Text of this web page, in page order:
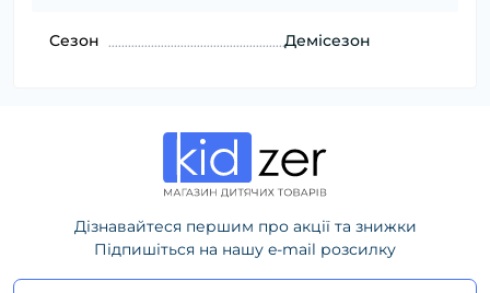
Сезон Демісезон
Дізнавайтеся першим про акції та знижки
Підпишіться на нашу e-mail розсилку